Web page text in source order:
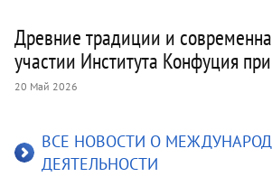
Древние традиции и
участии Института Конфуция
20 Май 2026
ВСЕ НОВОСТИ О
ДЕЯТЕЛЬНОСТИ